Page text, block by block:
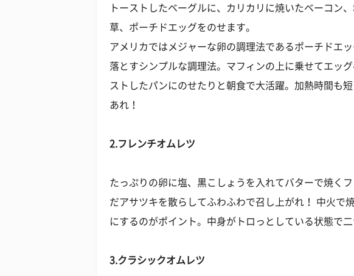
トーストしたベーグルに、カリカリに焼いたベーコン
草、ポーチドエッグをのせます。
アメリカではメジャーな卵の調理法であるポーチドエ
落とすシンプルな調理法。マフィンの上に乗せてエッ
ストしたパンにのせたりと朝食で大活躍。加熱時間も
あれ！
2.フレンチオムレツ
たっぷりの卵に塩、黒こしょうを入れてバターで焼く
だアサツキを散らしてふわふわで召し上がれ！ 中火で
にするのがポイント。中身がトロっとしている状態で
3.クラシックオムレツ